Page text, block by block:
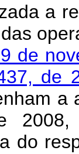
a
de
de
a
do